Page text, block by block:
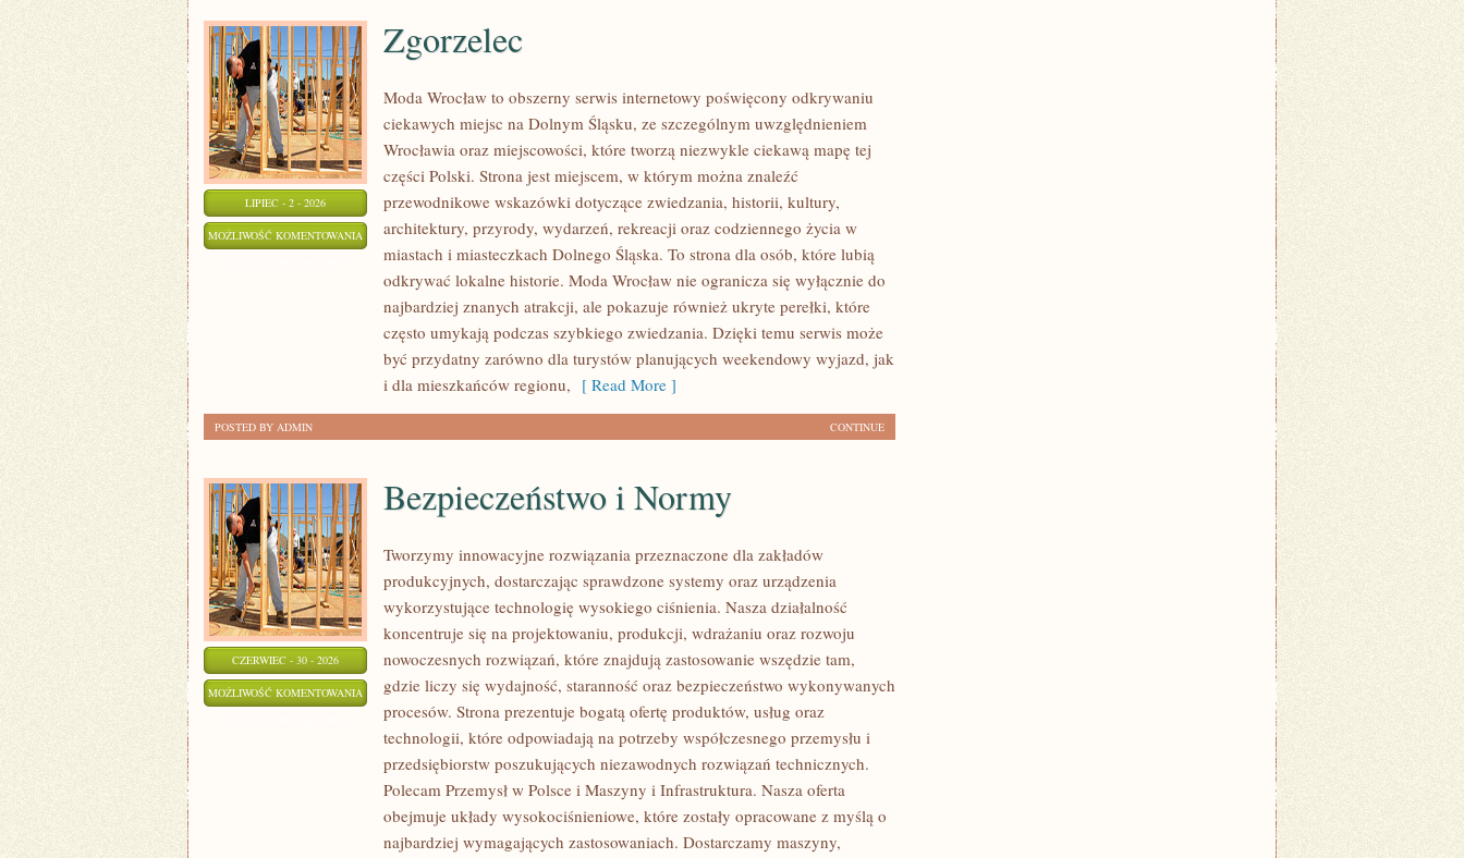
LIPIEC - 2 - 2026
MOŻLIWOŚĆ KOMENTOWANIA ZGORZELEC
Zgorzelec
Moda Wrocław to obszerny serwis internetowy poświęcony odkrywaniu
ciekawych miejsc na Dolnym Śląsku, ze szczególnym uwzględnieniem
Wrocławia oraz miejscowości, które tworzą niezwykle ciekawą mapę tej
części Polski. Strona jest miejscem, w którym można znaleźć
przewodnikowe wskazówki dotyczące zwiedzania, historii, kultury,
architektury, przyrody, wydarzeń, rekreacji oraz codziennego życia w
miastach i miasteczkach Dolnego Śląska. To strona dla osób, które lubią
odkrywać lokalne historie. Moda Wrocław nie ogranicza się wyłącznie do
najbardziej znanych atrakcji, ale pokazuje również ukryte perełki, które
często umykają podczas szybkiego zwiedzania. Dzięki temu serwis może
być przydatny zarówno dla turystów planujących weekendowy wyjazd, jak
i dla mieszkańców regionu, [ Read More ]
CONTINUE
POSTED BY ADMIN
CZERWIEC - 30 - 2026
MOŻLIWOŚĆ KOMENTOWANIA BEZPIECZEŃSTWO
NORMY
Bezpieczeństwo i Normy
Tworzymy innowacyjne rozwiązania przeznaczone dla zakładów
produkcyjnych, dostarczając sprawdzone systemy oraz urządzenia
wykorzystujące technologię wysokiego ciśnienia. Nasza działalność
koncentruje się na projektowaniu, produkcji, wdrażaniu oraz rozwoju
nowoczesnych rozwiązań, które znajdują zastosowanie wszędzie tam,
gdzie liczy się wydajność, staranność oraz bezpieczeństwo wykonywanych
procesów. Strona prezentuje bogatą ofertę produktów, usług oraz
technologii, które odpowiadają na potrzeby współczesnego przemysłu i
przedsiębiorstw poszukujących niezawodnych rozwiązań technicznych.
Polecam Przemysł w Polsce i Maszyny i Infrastruktura. Nasza oferta
obejmuje układy wysokociśnieniowe, które zostały opracowane z myślą o
najbardziej wymagających zastosowaniach. Dostarczamy maszyny,